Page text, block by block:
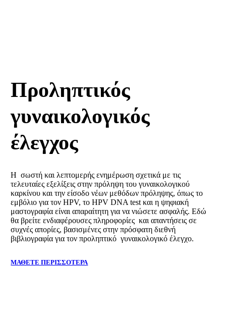
Προληπτικός
γυναικολογικός
έλεγχος
Η σωστή και λεπτομερής ενημέρωση σχετικά με τις
τελευταίες εξελίξεις στην πρόληψη του γυναικολογικού
καρκίνου και την είσοδο νέων μεθόδων πρόληψης, όπως το
εμβόλιο για τον HPV, το HPV DNA test και η ψηφιακή
μαστογραφία είναι απαραίτητη για να νιώσετε ασφαλής. Εδώ
θα βρείτε ενδιαφέρουσες πληροφορίες και απαντήσεις σε
συχνές απορίες, βασισμένες στην πρόσφατη διεθνή
βιβλιογραφία για τον προληπτικό γυναικολογικό έλεγχο.
ΜΑΘΕΤΕ ΠΕΡΙΣΣΟΤΕΡΑ